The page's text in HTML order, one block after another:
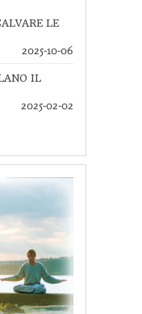
LE
2025-10-06
IL
2025-02-02